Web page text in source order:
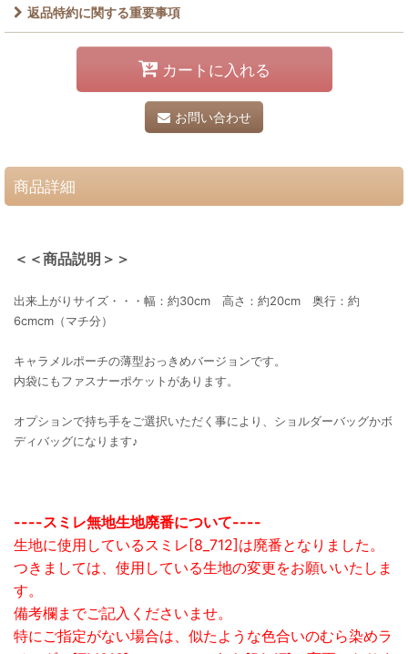
返品特約に関する重要事項
カートに入れる
お問い合わせ
商品詳細
＜＜商品説明＞＞
出来上がりサイズ・・・幅：約30cm 高さ：約20cm 奥行：約
6cmcm（マチ分）
キャラメルポーチの薄型おっきめバージョンです。
内袋にもファスナーポケットがあります。
オプションで持ち手をご選択いただく事により、ショルダーバッグかボ
ディバッグになります♪
----スミレ無地生地廃番について----
生地に使用しているスミレ[8_712]は廃番となりました。
つきましては、使用している生地の変更をお願いいたしま
す。
備考欄までご記入くださいませ。
特にご指定がない場合は、似たような色合いのむら染めラ